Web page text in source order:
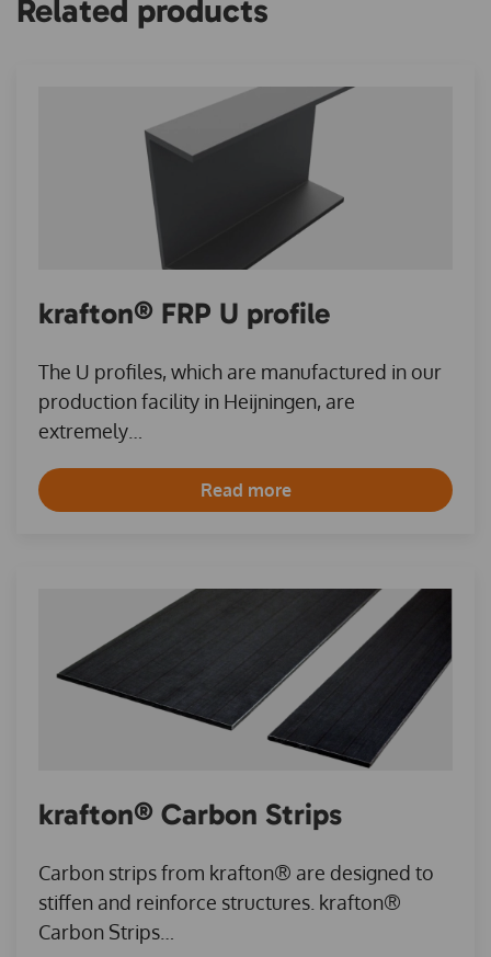
Related products
krafton® FRP U profile
The U profiles, which are manufactured in our
production facility in Heijningen, are
extremely…
Read more
krafton® Carbon Strips
Carbon strips from krafton® are designed to
stiffen and reinforce structures. krafton®
Carbon Strips…